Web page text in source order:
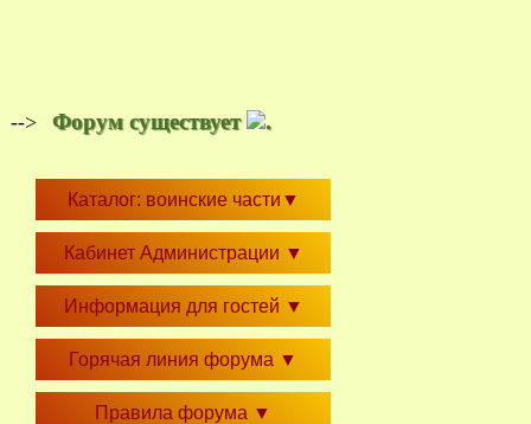
--> Форум существует .
Каталог: воинские части ▼
Кабинет Администрации ▼
Информация для гостей ▼
Горячая линия форума ▼
Правила форума ▼